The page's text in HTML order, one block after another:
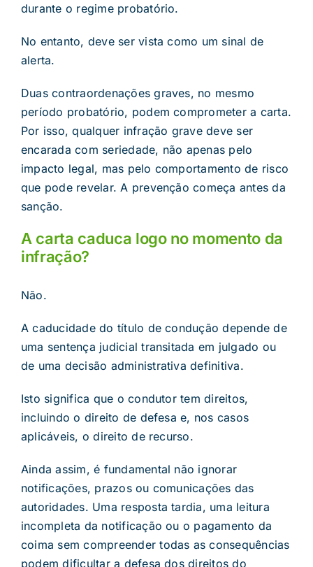
durante o regime probatório.
No entanto, deve ser vista como um sinal de
alerta.
Duas contraordenações graves, no mesmo
período probatório, podem comprometer a carta.
Por isso, qualquer infração grave deve ser
encarada com seriedade, não apenas pelo
impacto legal, mas pelo comportamento de risco
que pode revelar. A prevenção começa antes da
sanção.
A carta caduca logo no momento da
infração?
Não.
A caducidade do título de condução depende de
uma sentença judicial transitada em julgado ou
de uma decisão administrativa definitiva.
Isto significa que o condutor tem direitos,
incluindo o direito de defesa e, nos casos
aplicáveis, o direito de recurso.
Ainda assim, é fundamental não ignorar
notificações, prazos ou comunicações das
autoridades. Uma resposta tardia, uma leitura
incompleta da notificação ou o pagamento da
coima sem compreender todas as consequências
podem dificultar a defesa dos direitos do